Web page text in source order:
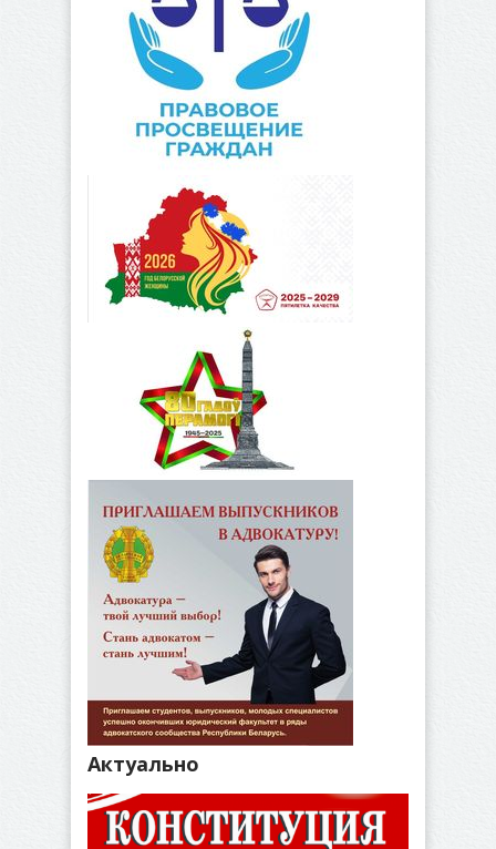
Актуально